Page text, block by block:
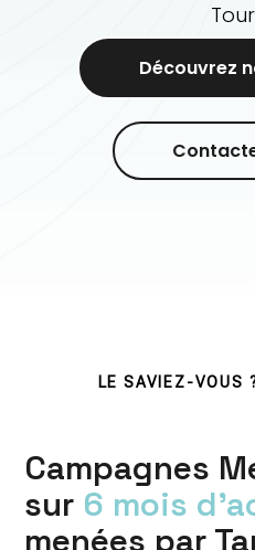
Découvrez
LE SAVIEZ-VOUS
Campagnes
sur 6 mois
menées par